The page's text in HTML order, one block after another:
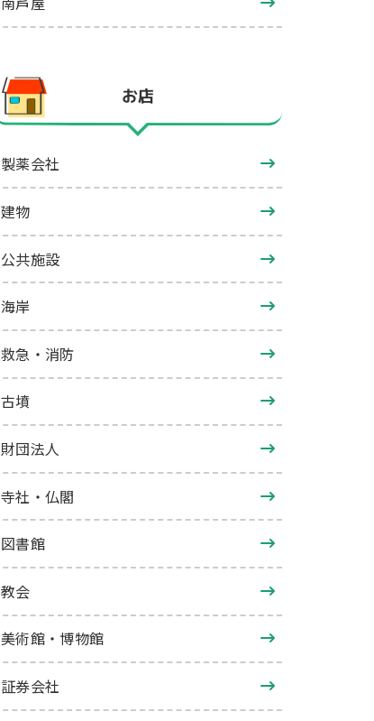
お店
製薬会社
建物
公共施設
海岸
救急・消防
古墳
財団法人
寺社・仏閣
図書館
教会
美術館・博物館
証券会社